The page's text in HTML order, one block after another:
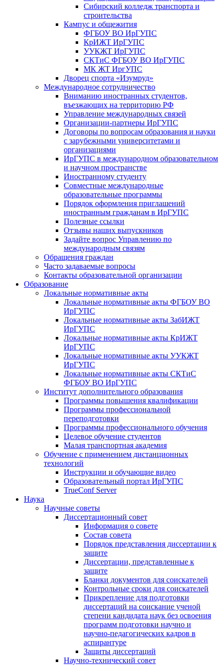
Сибирский колледж транспорта и
строительства
Кампус и общежития
ФГБОУ ВО ИрГУПС
КрИЖТ ИрГУПС
УУКЖТ ИрГУПС
СКТиС ФГБОУ ВО ИрГУПС
МК ЖТ ИргУПС
Дворец спорта «Изумруд»
Международное сотрудничество
Вниманию иностранных студентов,
въезжающих на территорию РФ
Управление международных связей
Организации-партнеры ИрГУПС
Договоры по вопросам образования и науки
с зарубежными университетами и
организациями
ИрГУПС в международном образовательном
и научном пространстве
Иностранному студенту
Совместные международные
образовательные программы
Порядок оформления приглашений
иностранным гражданам в ИрГУПС
Полезные ссылки
Отзывы наших выпускников
Задайте вопрос Управлению по
международным связям
Обращения граждан
Часто задаваемые вопросы
Контакты образовательной организации
Образование
Локальные нормативные акты
Локальные нормативные акты ФГБОУ ВО
ИрГУПС
Локальные нормативные акты ЗабИЖТ
ИрГУПС
Локальные нормативные акты КрИЖТ
ИрГУПС
Локальные нормативные акты УУКЖТ
ИрГУПС
Локальные нормативные акты СКТиС
ФГБОУ ВО ИрГУПС
Институт дополнительного образования
Программы повышения квалификации
Программы профессиональной
переподготовки
Программы профессионального обучения
Целевое обучение студентов
Малая транспортная академия
Обучение с применением дистанционных
технологий
Инструкции и обучающие видео
Образовательный портал ИрГУПС
TrueConf Server
Наука
Научные советы
Диссертационный совет
Информация о совете
Состав совета
Порядок представления диссертации к
защите
Диссертации, представленные к
защите
Бланки документов для соискателей
Контрольные сроки для соискателей
Прикрепление для подготовки
диссертаций на соискание ученой
степени кандидата наук без освоения
программ подготовки научно и
научно-педагогических кадров в
аспирантуре
Защиты диссертаций
Научно-технический совет